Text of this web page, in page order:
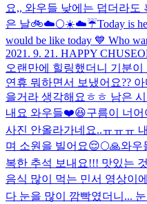
요,, 와우들 낮에는 덥더라도
은 날🚲☁️🌕☀️☁️☔️Today is
would be like today 💙 Who
2021. 9. 21. HAPPY
오랜만에 힐링했더니 기분
연휴 뭐하면서 보냈어요??
을거라 생각해요ㅎㅎ 남은
내요 와우들❤️😆구름이 너
사진 안올라가네요..ㅠㅠㅠ
며 소원을 빌어요😌🌕🙏와우
복한 추석 보내요!!! 맛있는
음식 많이 먹는 민서 영상
다 눈을 많이 깜빡였더니...